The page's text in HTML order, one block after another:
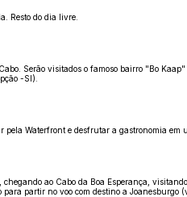
Resto do dia livre.
Serão visitados o famoso bairro "Bo
-SI).
Waterfront e desfrutar a gastronomia
ao Cabo da Boa Esperança,
partir no voo com destino a